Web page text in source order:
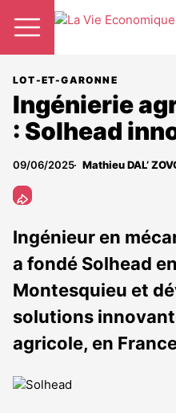
LOT-ET-GARONNE
Ingénierie
: Solhead
09/06/2025 Mathieu DAL’
Ingénieur en
a fondé Solhead
Montesquieu et
solutions
agricole, en